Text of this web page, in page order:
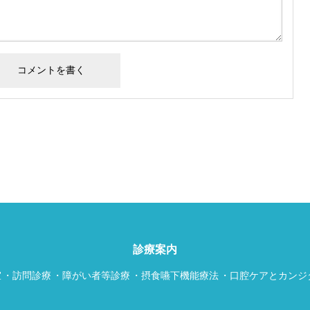
診療案内
訪問診療 障がい者等診療 摂食嚥下機能療法 口腔ケアとカンジ